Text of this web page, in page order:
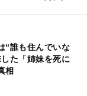
“誰も住んでいな
た「姉妹を死に
相